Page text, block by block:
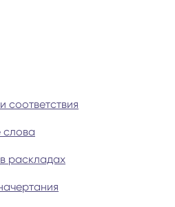
соответствия
слова
раскладах